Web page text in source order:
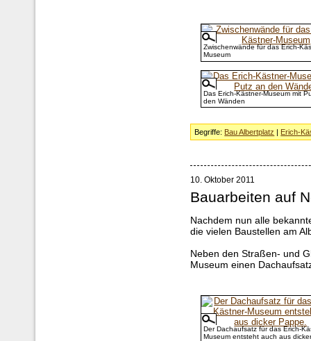
Zwischenwände für das Erich-
Museum
Das Erich-Kästner-Museum mit
den Wänden
Begriffe: Bau Albertplatz | Erich-
10. Oktober 2011
Bauarbeiten auf
Nachdem nun alle
die vielen Baustellen am
Neben den Straßen- und
Museum einen
Der Dachaufsatz für das Erich-
Museum entsteht auch aus